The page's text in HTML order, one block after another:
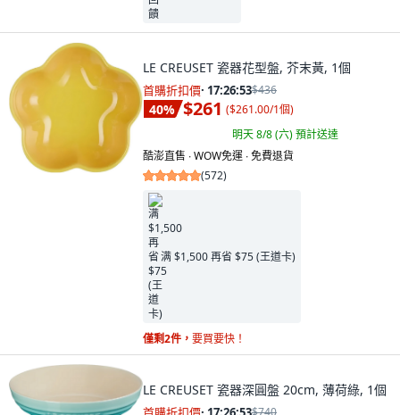
LE CREUSET 瓷器花型盤, 芥末黃, 1個
首購折扣價· 17:26:52$436
40% $261 ($261.00/1個)
明天 8/8 (六)預計送達
酷澎直售 ∙ WOW免運 ∙ 免費退貨
(572)
满 $1,500 再省 $75 (王道卡)
僅剩2件， 要買要快！
LE CREUSET 瓷器深圓盤 20cm, 薄荷綠, 1個
$740